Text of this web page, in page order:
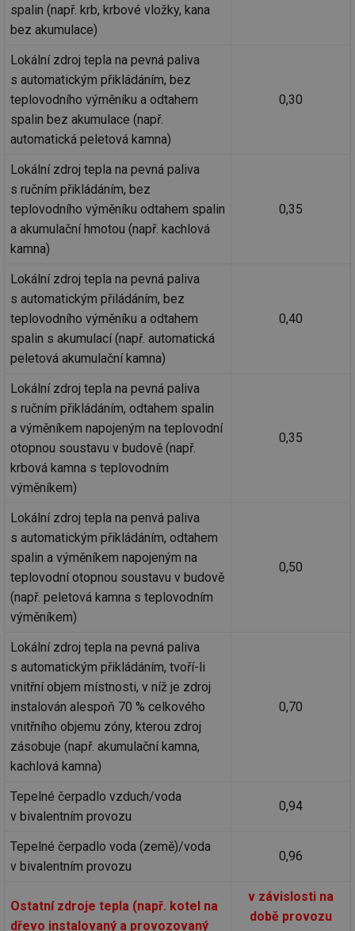
spalin (např. krb, krbové vložky, kana
bez akumulace)
Lokální zdroj tepla na pevná paliva
s automatickým přikládáním, bez
teplovodního výměníku a odtahem
spalin bez akumulace (např.
automatická peletová kamna)
0,30
Lokální zdroj tepla na pevná paliva
s ručním přikládáním, bez
teplovodního výměníku odtahem spalin
a akumulační hmotou (např. kachlová
kamna)
0,35
Lokální zdroj tepla na pevná paliva
s automatickým přiládáním, bez
teplovodního výměníku a odtahem
spalin s akumulací (např. automatická
peletová akumulační kamna)
0,40
Lokální zdroj tepla na pevná paliva
s ručním přikládáním, odtahem spalin
a výměníkem napojeným na teplovodní
otopnou soustavu v budově (např.
krbová kamna s teplovodním
výměníkem)
0,35
Lokální zdroj tepla na penvá paliva
s automatickým přikládáním, odtahem
spalin a výměníkem napojeným na
teplovodní otopnou soustavu v budově
(např. peletová kamna s teplovodním
výměníkem)
0,50
Lokální zdroj tepla na pevná paliva
s automatickým přikládáním, tvoří-li
vnitřní objem místnosti, v níž je zdroj
instalován alespoň 70 % celkového
vnitřního objemu zóny, kterou zdroj
zásobuje (např. akumulační kamna,
kachlová kamna)
0,70
Tepelné čerpadlo vzduch/voda
v bivalentním provozu
0,94
Tepelné čerpadlo voda (země)/voda
v bivalentním provozu
0,96
Ostatní zdroje tepla (např. kotel na
dřevo instalovaný a provozovaný
v závislosti na
době provozu